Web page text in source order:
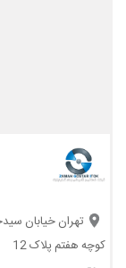
تهران خیابان
کوچه هفتم پلاک 12